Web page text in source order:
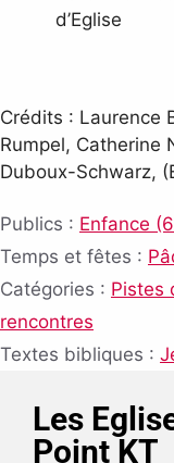
d’Eglise
Crédits : Laurence
Rumpel, Catherine
Duboux-Schwarz,
Publics : Enfance
Temps et fêtes :
Catégories : Pistes
rencontres
Textes bibliques :
Les
Point KT